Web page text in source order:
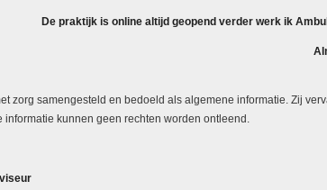
De praktijk is online altijd geopend verder werk ik
zorg samengesteld en bedoeld als algemene informatie. Zij
informatie kunnen geen rechten worden ontleend.